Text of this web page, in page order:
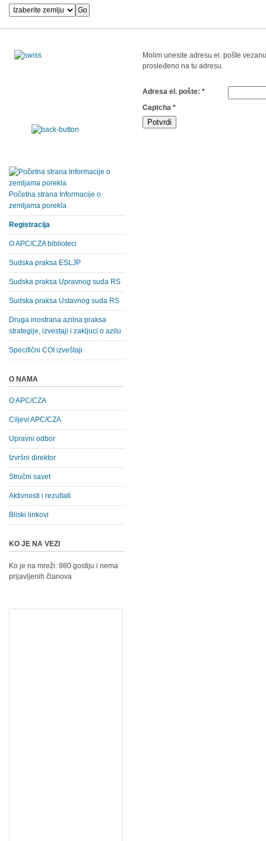
Molim unesite adresu el. pošte
prosleđeno na tu adresu.
Adresa el. pošte: *
Captcha *
Potvrdi
Početna strana Informacije o
zemljama porekla
Registracija
O APC/CZA biblioteci
Sudska praksa ESLJP
Sudska praksa Upravnog suda RS
Sudska praksa Ustavnog suda RS
Druga inostrana azilna praksa
strategije, izvestaji i zakljuci o azilu
Specifični COI izveštaji
O NAMA
O APC/CZA
Ciljevi APC/CZA
Upravni odbor
Izvršni direktor
Stručni savet
Aktivnosti i rezultati
Bliski linkovi
KO JE NA VEZI
Ko je na mreži: 980 gostiju i nema
prijavljenih članova